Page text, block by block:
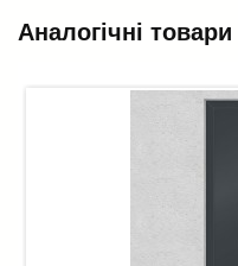
Аналогічні товари